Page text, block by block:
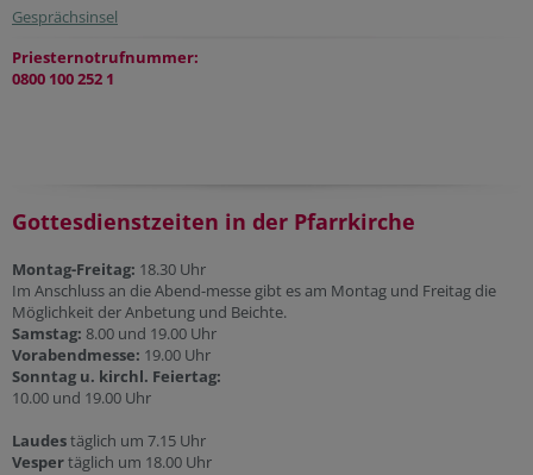
Gesprächsinsel
Priesternotrufnummer:
0800 100 252 1
Gottesdienstzeiten in der Pfarrkirche
Montag-Freitag: 18.30 Uhr
Im Anschluss an die Abend-messe gibt es am Montag und Freitag die
Möglichkeit der Anbetung und Beichte.
Samstag: 8.00 und 19.00 Uhr
Vorabendmesse: 19.00 Uhr
Sonntag u. kirchl. Feiertag:
10.00 und 19.00 Uhr
Laudestäglich um 7.15 Uhr
Vespertäglich um 18.00 Uhr